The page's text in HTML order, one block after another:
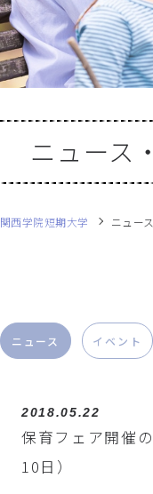
ニュース
関西学院短期大学 ニュー
ニュース イベント
2018.05.22
保育フェア開催
10日）